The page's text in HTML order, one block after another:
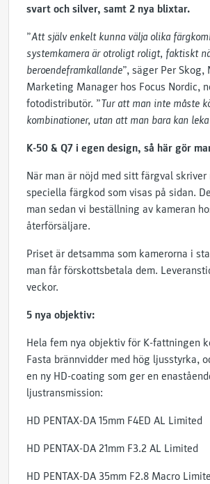
svart och silver, samt 2 nya blixtar.
”Att själv enkelt kunna välja olika
systemkamera är otroligt roligt, faktiskt
beroendeframkallande”, säger Per Skog,
Marketing Manager hos Focus Nordic,
fotodistributör. ”Tur att man inte måste
kombinationer, utan att man bara kan
K-50 & Q7 i egen design, så här gör
När man är nöjd med sitt färgval skriver
speciella färgkod som visas på sidan.
man sedan vi beställning av kameran
återförsäljare.
Priset är detsamma som kamerorna i
man får förskottsbetala dem.
veckor.
5 nya objektiv:
Hela fem nya objektiv för K-fattningen
Fasta brännvidder med hög ljusstyrka,
en ny HD-coating som ger en
ljustransmission:
HD PENTAX-DA 15mm F4ED AL Limited
HD PENTAX-DA 21mm F3.2 AL Limited
HD PENTAX-DA 35mm F2.8 Macro